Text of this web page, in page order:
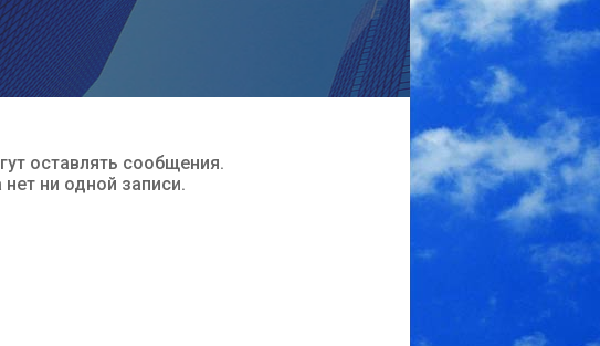
оставлять сообщения.
нет ни одной записи.